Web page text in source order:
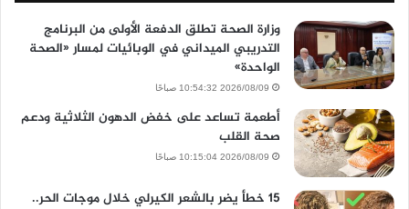
وزارة الصحة تطلق الدفعة الأولى من البرنامج
التدريبي الميداني في الوبائيات لمسار «الصحة
الواحدة»
2026/08/09 10:54:32 صباحًا
أطعمة تساعد على خفض الدهون الثلاثية ودعم
صحة القلب
2026/08/09 10:15:04 صباحًا
15 خطأ يضر بالشعر الكيرلي خلال موجات الحر..